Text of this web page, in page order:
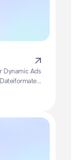
Dynamic Ads
und